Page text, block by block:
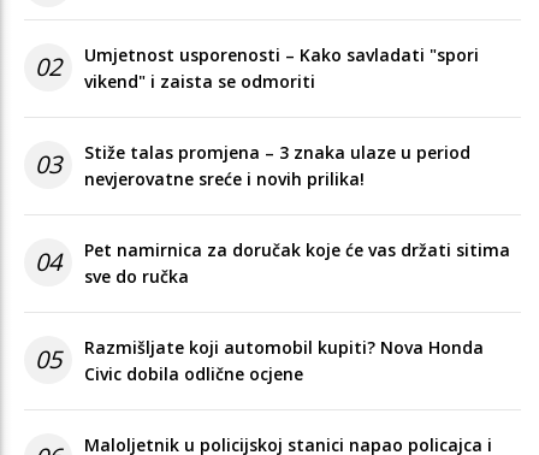
02
Umjetnost usporenosti – Kako savladati "spori
vikend" i zaista se odmoriti
03
Stiže talas promjena – 3 znaka ulaze u period
nevjerovatne sreće i novih prilika!
04
Pet namirnica za doručak koje će vas držati sitima
sve do ručka
05
Razmišljate koji automobil kupiti? Nova Honda
Civic dobila odlične ocjene
Maloljetnik u policijskoj stanici napao policajca i